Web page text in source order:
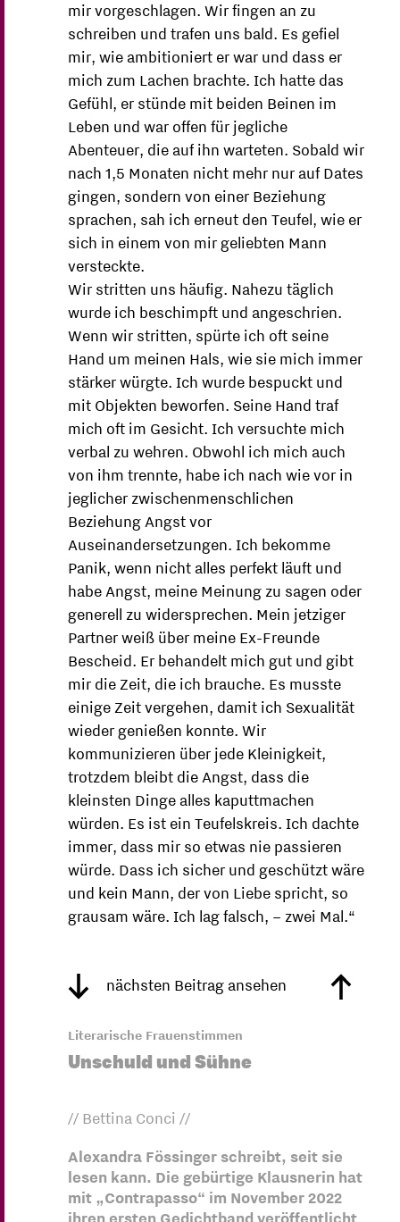
mir vorgeschlagen. Wir fingen an zu
schreiben und trafen uns bald. Es gefiel
mir, wie ambitioniert er war und dass er
mich zum Lachen brachte. Ich hatte das
Gefühl, er stünde mit beiden Beinen im
Leben und war offen für jegliche
Abenteuer, die auf ihn warteten. Sobald wir
nach 1,5 Monaten nicht mehr nur auf Dates
gingen, sondern von einer Beziehung
sprachen, sah ich erneut den Teufel, wie er
sich in einem von mir geliebten Mann
versteckte.
Wir stritten uns häufig. Nahezu täglich
wurde ich beschimpft und angeschrien.
Wenn wir stritten, spürte ich oft seine
Hand um meinen Hals, wie sie mich immer
stärker würgte. Ich wurde bespuckt und
mit Objekten beworfen. Seine Hand traf
mich oft im Gesicht. Ich versuchte mich
verbal zu wehren. Obwohl ich mich auch
von ihm trennte, habe ich nach wie vor in
jeglicher zwischenmenschlichen
Beziehung Angst vor
Auseinandersetzungen. Ich bekomme
Panik, wenn nicht alles perfekt läuft und
habe Angst, meine Meinung zu sagen oder
generell zu widersprechen. Mein jetziger
Partner weiß über meine Ex-Freunde
Bescheid. Er behandelt mich gut und gibt
mir die Zeit, die ich brauche. Es musste
einige Zeit vergehen, damit ich Sexualität
wieder genießen konnte. Wir
kommunizieren über jede Kleinigkeit,
trotzdem bleibt die Angst, dass die
kleinsten Dinge alles kaputtmachen
würden. Es ist ein Teufelskreis. Ich dachte
immer, dass mir so etwas nie passieren
würde. Dass ich sicher und geschützt wäre
und kein Mann, der von Liebe spricht, so
grausam wäre. Ich lag falsch, – zwei Mal.“
nächsten Beitrag ansehen
Literarische Frauenstimmen
Unschuld und Sühne
// Bettina Conci //
Alexandra Fössinger schreibt, seit sie
lesen kann. Die gebürtige Klausnerin hat
mit „Contrapasso“ im November 2022